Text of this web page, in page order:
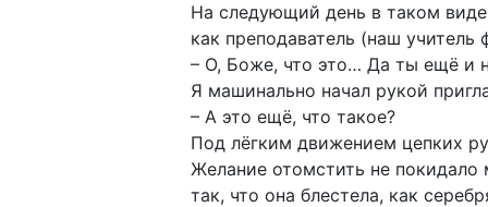
На следующий день в таком виде
как преподаватель (наш учитель
– О, Боже, что это… Да ты ещё и
Я машинально начал рукой
– А это ещё, что такое?
Под лёгким движением цепких
Желание отомстить не покидало
так, что она блестела, как